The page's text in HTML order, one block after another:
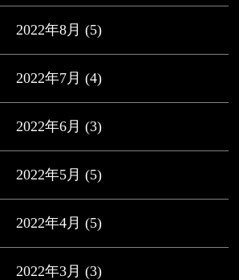
2022年8月 (5)
2022年7月 (4)
2022年6月 (3)
2022年5月 (5)
2022年4月 (5)
2022年3月 (3)